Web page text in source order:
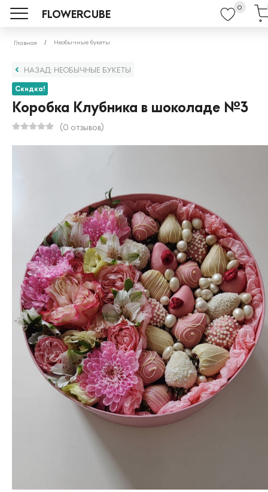
FLOWERCUBE
0
Главная Необычные букеты
НАЗАД: НЕОБЫЧНЫЕ БУКЕТЫ
Скидка!
Коробка Клубника в шоколаде №3
(0 отзывов)